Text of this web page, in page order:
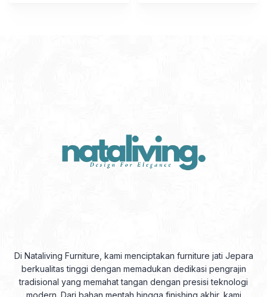
Di Nataliving Furniture, kami menciptakan furniture jati Jepara
berkualitas tinggi dengan memadukan dedikasi pengrajin
tradisional yang memahat tangan dengan presisi teknologi
modern. Dari bahan mentah hingga finishing akhir, kami